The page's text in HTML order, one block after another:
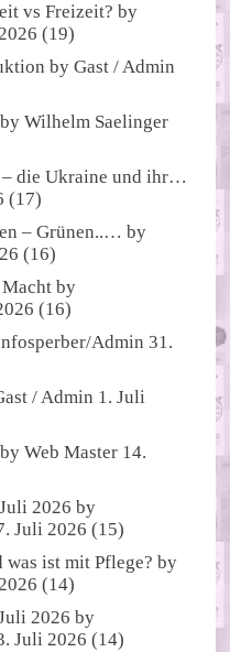
vs Freizeit? by
(19)
byGast / Admin
byWilhelm Saelinger
– die Ukraine und ihr…
(17)
– Grünen..… by
(16)
by
(16)
Admin 31.
/ Admin 1. Juli
byWeb Master 14.
2026 by
Juli 2026 (15)
ist mit Pflege? by
(14)
2026 by
Juli 2026 (14)